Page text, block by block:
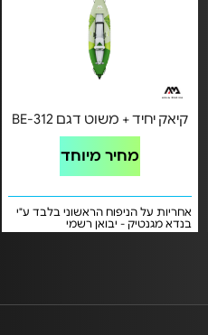
קיאק יחיד + משוט דגם BE-312
מחיר מיוחד
אחריות על הניפוח הראשוני בלבד ע"י
בנדא מגנטיק - יבואן רשמי